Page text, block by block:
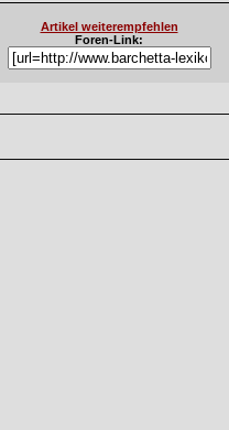
Artikel weiterempfehlen
Foren-Link: